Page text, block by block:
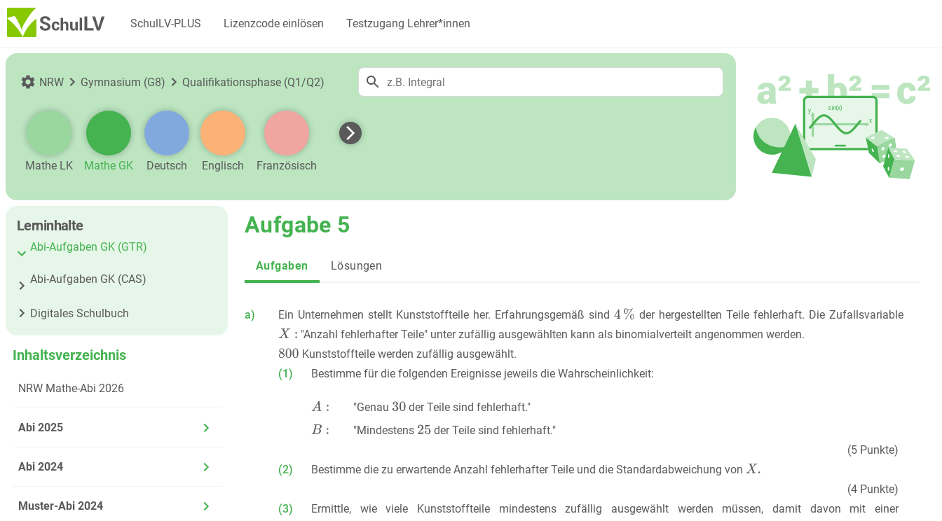
SchulLV-PLUS Lizenzcode einlösen Testzugang Lehrer*innen
NRW Gymnasium (G8) Qualifikationsphase (Q1/Q2)
Mathe LK Mathe GK Deutsch Englisch Französisch
Lerninhalte
Abi-Aufgaben GK (GTR)
Abi-Aufgaben GK (CAS)
Digitales Schulbuch
Inhaltsverzeichnis
NRW Mathe-Abi 2026
Abi 2025
Abi 2024
Muster-Abi 2024
Aufgabe 5
Aufgaben Lösungen
a) Ein Unternehmen stellt Kunststoffteile her. Erfahrungsgemäß sind
der hergestellten Teile fehlerhaft. Die Zufallsvariable
"Anzahl fehlerhafter Teile" unter zufällig ausgewählten kann als binomialverteilt angenommen werden.
Kunststoffteile werden zufällig ausgewählt.
(1)
Bestimme für die folgenden Ereignisse jeweils die Wahrscheinlichkeit:
"Genau
der Teile sind fehlerhaft."
"Mindestens
der Teile sind fehlerhaft."
(5 Punkte)
(2)
Bestimme die zu erwartende Anzahl fehlerhafter Teile und die Standardabweichung von
(4 Punkte)
(3)
Ermittle, wie viele Kunststoffteile mindestens zufällig ausgewählt werden müssen, damit davon mit einer